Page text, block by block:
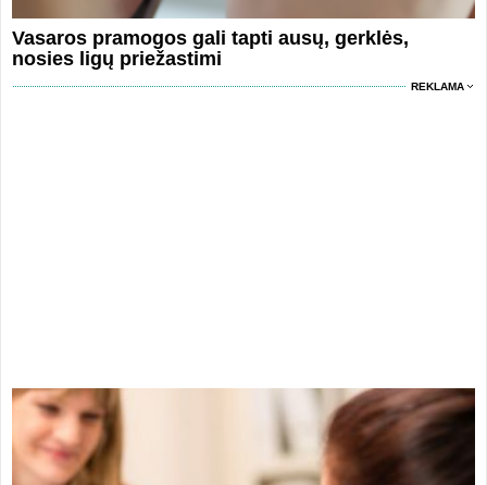
Vasaros pramogos gali tapti ausų, gerklės,
nosies ligų priežastimi
REKLAMA